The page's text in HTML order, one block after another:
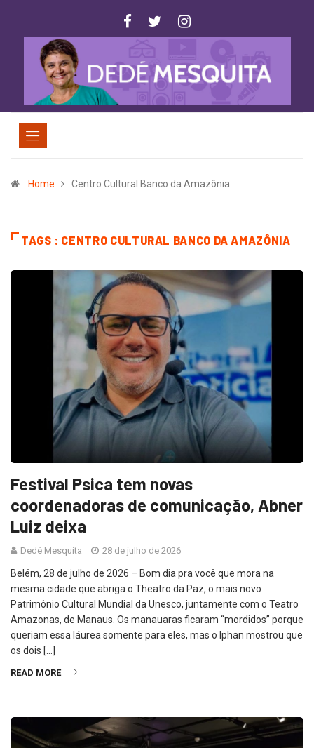
Home Centro Cultural Banco da Amazônia
TAGS : CENTRO CULTURAL BANCO DA AMAZÔNIA
Festival Psica tem novas
coordenadoras de comunicação, Abner
Luiz deixa
Dedé Mesquita 28 de julho de 2026
Belém, 28 de julho de 2026 – Bom dia pra você que mora na
mesma cidade que abriga o Theatro da Paz, o mais novo
Patrimônio Cultural Mundial da Unesco, juntamente com o Teatro
Amazonas, de Manaus. Os manauaras ficaram “mordidos” porque
queriam essa láurea somente para eles, mas o Iphan mostrou que
os dois […]
READ MORE